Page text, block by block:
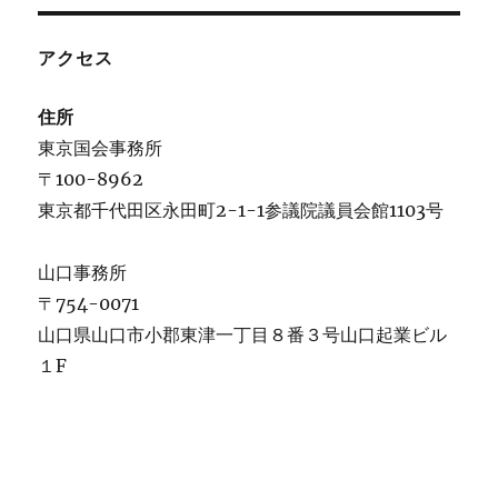
アクセス
住所
東京国会事務所
〒100-8962
東京都千代田区永田町2-1-1参議院議員会館1103号
山口事務所
〒754-0071
山口県山口市小郡東津一丁目８番３号山口起業ビル
１F